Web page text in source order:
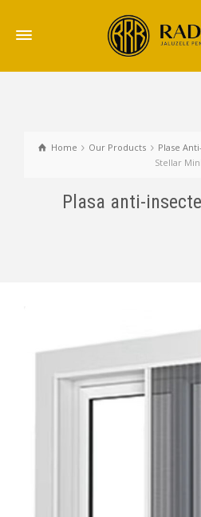
Home Our Products Plase
Stellar Mini
Plasa anti-